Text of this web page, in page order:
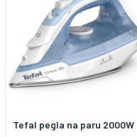
Tefal pegla na paru 2000W